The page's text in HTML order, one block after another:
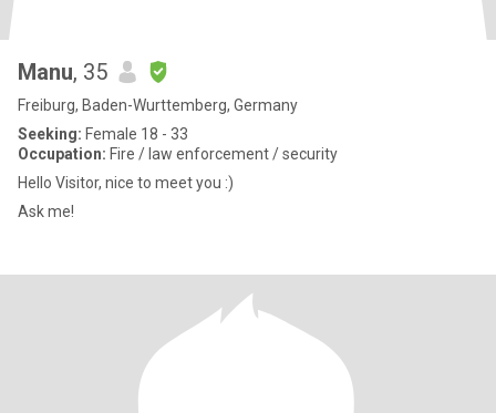
Manu, 35
Freiburg, Baden-Wurttemberg, Germany
Seeking: Female 18 - 33
Occupation: Fire / law enforcement / security
Hello Visitor, nice to meet you :)
Ask me!